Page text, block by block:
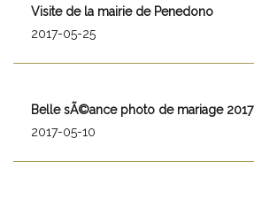
Visite de la mairie de Penedono
2017-05-25
Belle sÃ©ance photo de mariage 2017
2017-05-10